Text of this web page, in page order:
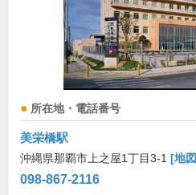
所在地・電話番号
美栄橋駅
沖縄県那覇市上之屋1丁目3-1 [地
098-867-2116